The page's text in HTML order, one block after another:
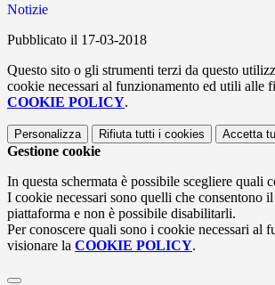
Notizie
Pubblicato il 17-03-2018
Questo sito o gli strumenti terzi da questo
cookie necessari al funzionamento ed utili alle
COOKIE POLICY.
Personalizza Rifiuta tutti i cookies Accetta
Gestione cookie
In questa schermata è possibile scegliere quali
I cookie necessari sono quelli che consentono
piattaforma e non è possibile disabilitarli.
Per conoscere quali sono i cookie necessari al
visionare la COOKIE POLICY.